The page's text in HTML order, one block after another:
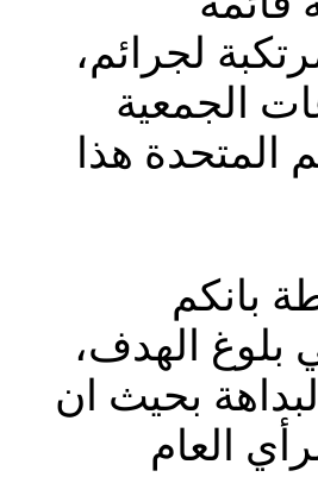
لجرائم،
الجمعية
المتحدة هذا
بانكم
بلوغ الهدف،
بحيث ان
العام